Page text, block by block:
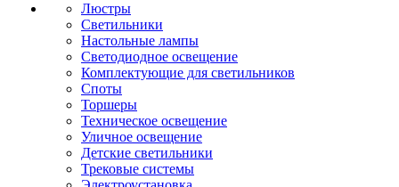
Люстры
Светильники
Настольные лампы
Светодиодное освещение
Комплектующие для светильников
Споты
Торшеры
Техническое освещение
Уличное освещение
Детские светильники
Трековые системы